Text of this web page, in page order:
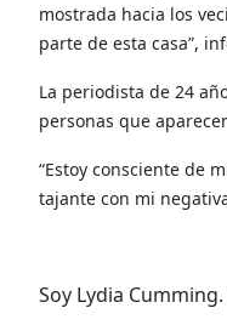
mostrada hacia los
parte de esta casa”,
La periodista de 24
personas que
“Estoy consciente de
tajante con mi
Soy Lydia